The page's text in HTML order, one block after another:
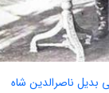
بدیل ناصرالدین شاه